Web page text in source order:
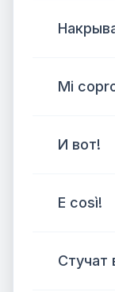
Mi
И вот!
E così!
Стучат